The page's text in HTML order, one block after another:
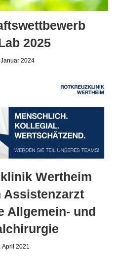
2025
2024
Wertheim
Assistenzarzt
Allgemein- und
April 2021